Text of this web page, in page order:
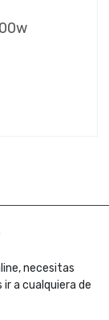
necesitas
a cualquiera de